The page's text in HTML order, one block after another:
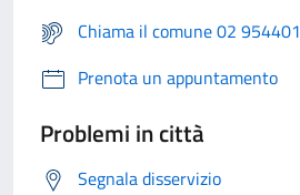
Chiama il comune 02 954401
Prenota un appuntamento
Problemi in città
Segnala disservizio